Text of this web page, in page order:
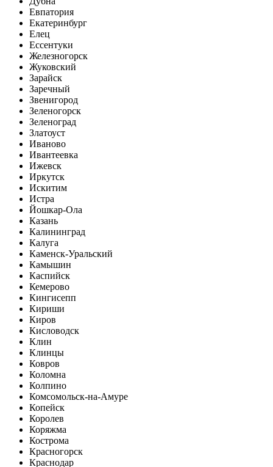
Евпатория
Екатеринбург
Елец
Ессентуки
Железногорск
Жуковский
Зарайск
Заречный
Звенигород
Зеленогорск
Зеленоград
Златоуст
Иваново
Ивантеевка
Ижевск
Иркутск
Искитим
Истра
Йошкар-Ола
Казань
Калининград
Калуга
Каменск-Уральский
Камышин
Каспийск
Кемерово
Кингисепп
Кириши
Киров
Кисловодск
Клин
Клинцы
Ковров
Коломна
Колпино
Комсомольск-на-Амуре
Копейск
Королев
Коряжма
Кострома
Красногорск
Краснодар